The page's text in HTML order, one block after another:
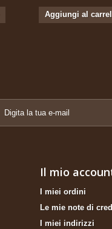
Aggiungi al
Il mio
I miei ordini
Le mie note di
I miei indirizzi